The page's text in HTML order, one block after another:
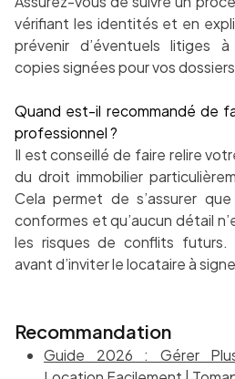
vérifiant les identités et en
prévenir d’éventuels litiges
copies signées pour vos
Quand est-il recommandé de
professionnel ?
Il est conseillé de faire relire
du droit immobilier
Cela permet de s’assurer
conformes et qu’aucun détail
les risques de conflits
avant d’inviter le locataire à
Recommandation
Guide 2026 : Gérer